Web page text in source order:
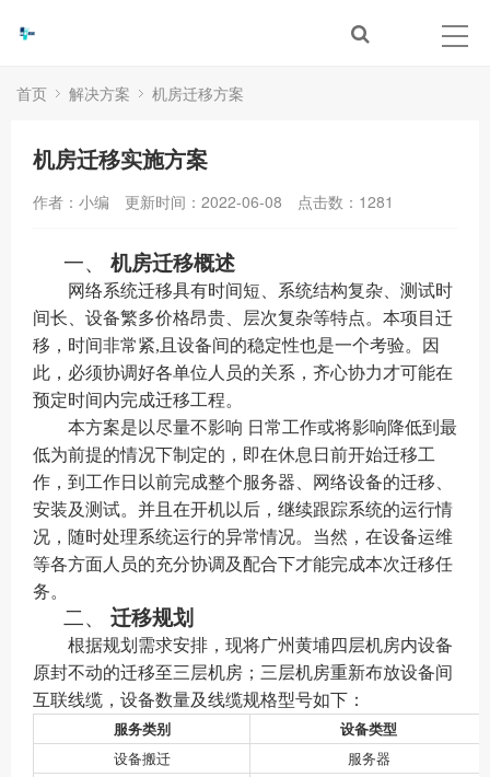
首页 解决方案 机房迁移方案
机房迁移实施方案
作者：小编 更新时间：2022-06-08 点击数： 1281
一、 机房迁移概述
网络系统迁移具有时间短、系统结构复杂、测试时
间长、设备繁多价格昂贵、层次复杂等特点。本项目迁
移，时间非常紧, 且设备间的稳定性也是一个考验。因
此，必须协调好各单位人员的关系，齐心协力才可能在
预定时间内完成迁移工程。
本方案是以尽量不影响 日常工作或将影响降低到最
低为前提的情况下制定的，即在休息 日 前开始迁移工
作 ，到 工作日 以前完成整个服务器、
网络设备的迁移、
安装及测试。并且在开机以后，继续跟踪系统的运行情
况，随时处理系统运行的异常情况。当然，在设备运维
等各方面人员的充分协调及配合下才能完成本次迁移任
务。
二、 迁移规划
根据规划需求安排，现将广州黄埔四层机房内设备
原封不动的迁移至三层机房；三层机房重新布放设备间
互联线缆，设备数量及线缆规格型号如下：
服务类别
设备类型
设备搬迁
服务器